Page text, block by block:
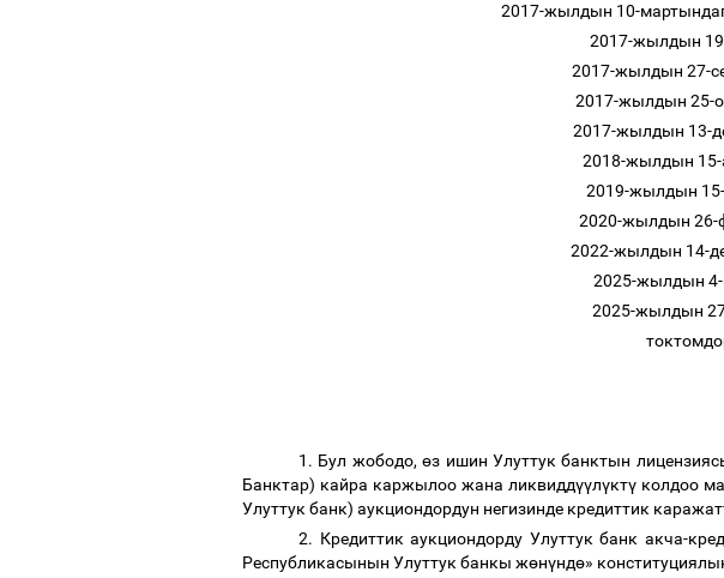
2017-жылдын 10-
2017-жылдын
2017-жылдын 27-
2017-жылдын 25-
2017-жылдын 13-
2018-жылдын 15-
2019-жылдын
2020-жылдын
2022-жылдын 14-
2025-жылдын
2025-жылдын
1. Бул жободо,өз ишин Улуттук банктын
Банктар) кайра каржылоо жана ликвиддүүлүктүколдоо
Улуттук банк) аукциондордун негизинде кредиттик
2. Кредиттик аукциондорду Улуттук банк акча-
Республикасынын Улуттук банкы жөнүндө»